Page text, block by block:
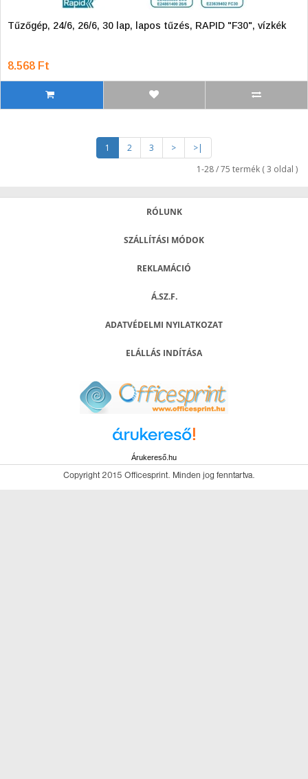
Tűzőgép, 24/6, 26/6, 30 lap, lapos tűzés, RAPID "F30", vízkék
8.568 Ft
1 2 3 >
>|
1-28 / 75 termék ( 3 oldal )
RÓLUNK
SZÁLLÍTÁSI MÓDOK
REKLAMÁCIÓ
Á.SZ.F.
ADATVÉDELMI NYILATKOZAT
ELÁLLÁS INDÍTÁSA
Árukereső.hu
Copyright 2015 Officesprint. Minden jog fenntartva.